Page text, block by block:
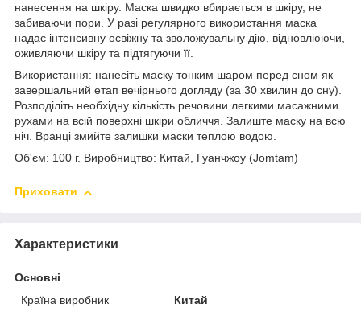
нанесення на шкіру. Маска швидко вбирається в шкіру, не
забиваючи пори. У разі регулярного використання маска
надає інтенсивну освіжну та зволожувальну дію, відновлюючи,
оживляючи шкіру та підтягуючи її.
Використання: нанесіть маску тонким шаром перед сном як
завершальний етап вечірнього догляду (за 30 хвилин до сну).
Розподіліть необхідну кількість речовини легкими масажними
рухами на всій поверхні шкіри обличчя. Залиште маску на всю
ніч. Вранці змийте залишки маски теплою водою.
Об'єм: 100 г. Виробництво: Китай, Гуанчжоу (Jomtam)
Приховати
Характеристики
Основні
Країна виробник
Китай